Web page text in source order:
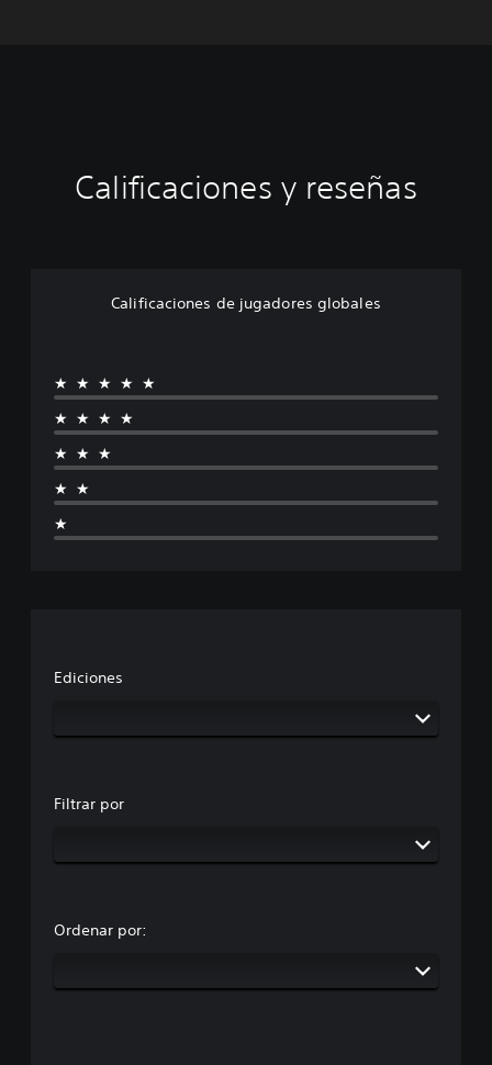
Calificaciones y reseñas
Calificaciones de jugadores globales
★★★★★
★★★★
★★★
★★
★
Ediciones
Filtrar por
Ordenar por: